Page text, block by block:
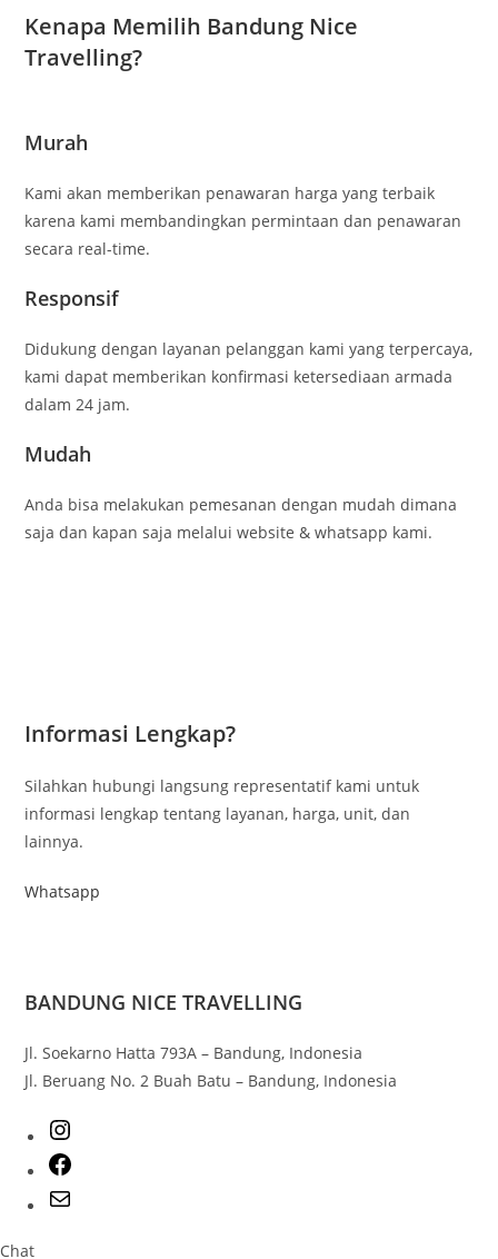
Kenapa Memilih Bandung Nice
Travelling?
Murah
Kami akan memberikan penawaran harga yang terbaik
karena kami membandingkan permintaan dan penawaran
secara real-time.
Responsif
Didukung dengan layanan pelanggan kami yang terpercaya,
kami dapat memberikan konfirmasi ketersediaan armada
dalam 24 jam.
Mudah
Anda bisa melakukan pemesanan dengan mudah dimana
saja dan kapan saja melalui website & whatsapp kami.
Informasi Lengkap?
Silahkan hubungi langsung representatif kami untuk
informasi lengkap tentang layanan, harga, unit, dan
lainnya.
Whatsapp
BANDUNG NICE TRAVELLING
Jl. Soekarno Hatta 793A – Bandung, Indonesia
Jl. Beruang No. 2 Buah Batu – Bandung, Indonesia
Chat